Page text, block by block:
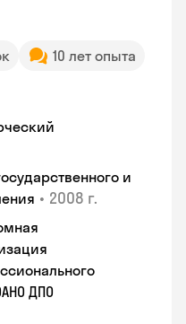
10 лет опыта
и
• 2008 г.
ДПО